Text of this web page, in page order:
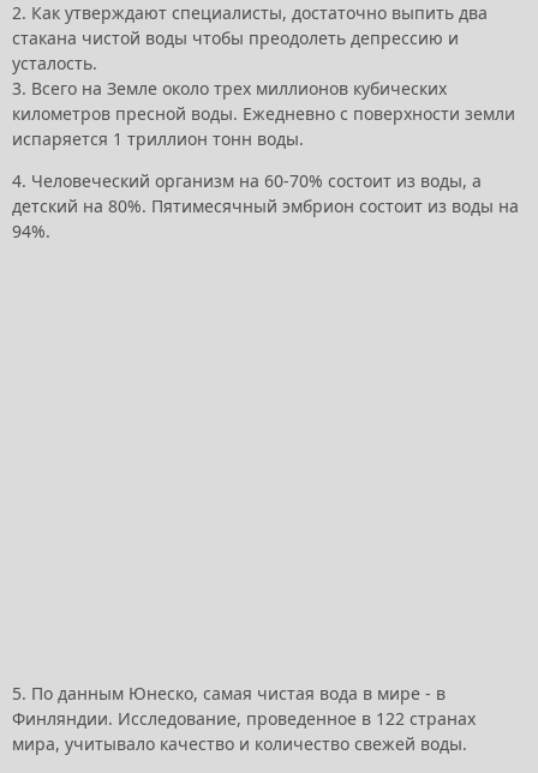
2. Как утверждают специалисты, достаточно выпить два
стакана чистой воды чтобы преодолеть депрессию и
усталость.
3. Всего на Земле около трех миллионов кубических
километров пресной воды. Ежедневно с поверхности земли
испаряется 1 триллион тонн воды.
4. Человеческий организм на 60-70% состоит из воды, а
детский на 80%. Пятимесячный эмбрион состоит из воды на
94%.
5. По данным Юнеско, самая чистая вода в мире - в
Финляндии. Исследование, проведенное в 122 странах
мира, учитывало качество и количество свежей воды.